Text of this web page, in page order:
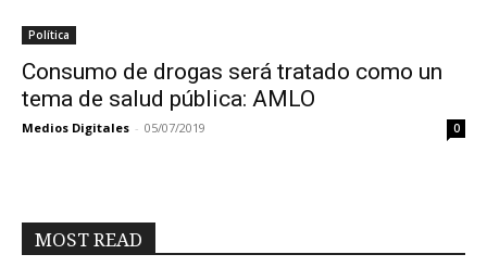
Política
Consumo de drogas será tratado como un
tema de salud pública: AMLO
Medios Digitales - 05/07/2019 0
MOST READ